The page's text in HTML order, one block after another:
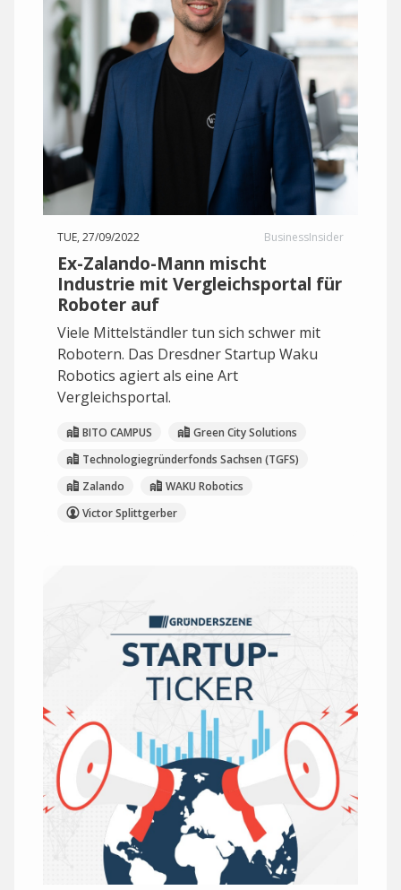
TUE, 27/09/2022 BusinessInsider
Ex-Zalando-Mann mischt
Industrie mit Vergleichsportal für
Roboter auf
Viele Mittelständler tun sich schwer mit
Robotern. Das Dresdner Startup Waku
Robotics agiert als eine Art
Vergleichsportal.
BITO CAMPUS
Green City Solutions
Technologiegründerfonds Sachsen (TGFS)
Zalando
WAKU Robotics
Victor Splittgerber